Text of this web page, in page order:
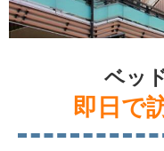
ベッ
即日で